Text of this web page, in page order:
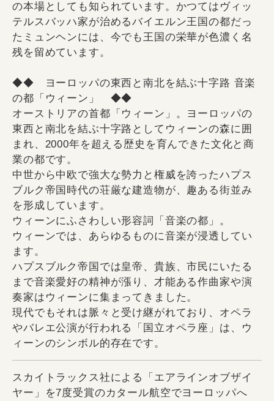
の本場としても知られています。かつてはヴィッ
テルスバッハ家が治めるバイエルン王国の都だっ
たミュンヘンには、今でも王国の栄華が色濃く名
残を留めています。
◆◆ ヨーロッパの東西と南北を結ぶ十字路 音楽
の都「ウィーン」 ◆◆
オーストリアの首都「ウィーン」。ヨーロッパの
東西と南北を結ぶ十字路としてウィーンの森に囲
まれ、2000年を超える歴史を育んできた文化と商
業の都です。
中世から中欧で強大な勢力と権威を誇ったハプス
ブルク帝国時代の荘厳な建造物が、趣ある街並み
を形成しています。
ウィーンにふさわしい形容詞「音楽の都」。
ウィーンでは、あらゆるものに音楽が浸透してい
ます。
ハプスブルク帝国では皇帝、貴族、市民にいたる
まで音楽愛好の精神が漲り、才能ある作曲家や演
奏家はウィーンに集まってきました。
現代でもそれは脈々と受け継がれており、オペラ
やバレエ公演が行われる「国立オペラ座」は、ウ
ィーンのシンボル的存在です。
スカイトラックス社による「エアラインオブザイ
ヤー」を7度受賞のカタール航空でヨーロッパへ